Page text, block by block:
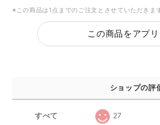
※この商品は1点までのご注文とさせていただきま
この商品をアプ
ショップの評
すべて 27